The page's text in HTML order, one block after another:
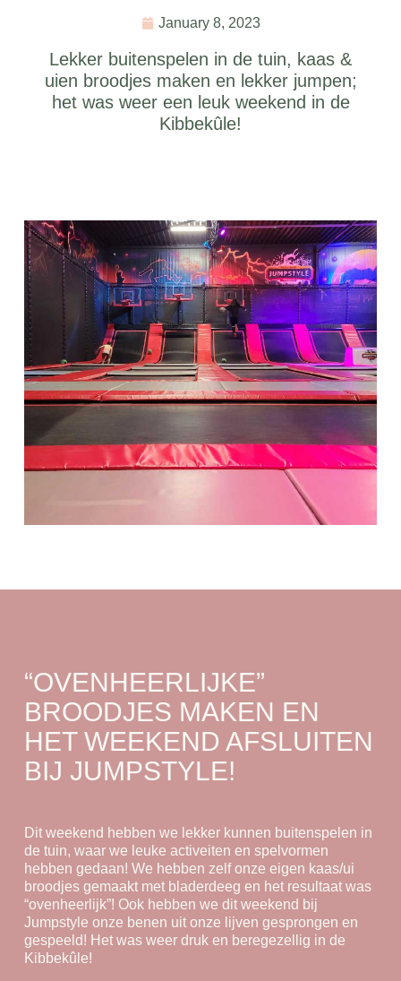
January 8, 2023
Lekker buitenspelen in de tuin, kaas &
uien broodjes maken en lekker jumpen;
het was weer een leuk weekend in de
Kibbekûle!
“OVENHEERLIJKE”
BROODJES MAKEN EN
HET WEEKEND AFSLUITEN
BIJ JUMPSTYLE!
Dit weekend hebben we lekker kunnen buitenspelen in
de tuin, waar we leuke activeiten en spelvormen
hebben gedaan! We hebben zelf onze eigen kaas/ui
broodjes gemaakt met bladerdeeg en het resultaat was
“ovenheerlijk”! Ook hebben we dit weekend bij
Jumpstyle onze benen uit onze lijven gesprongen en
gespeeld! Het was weer druk en beregezellig in de
Kibbekûle!